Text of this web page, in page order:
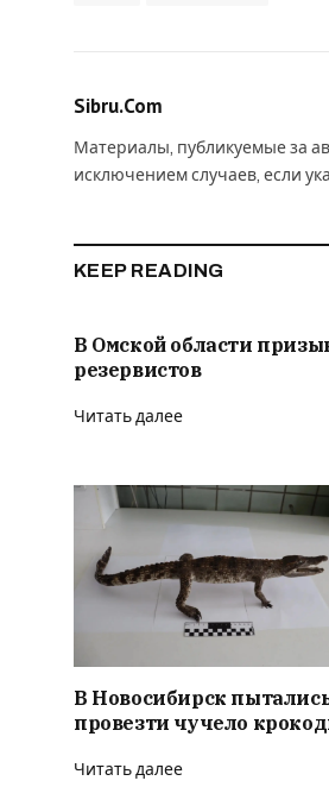
Sibru.Com
Материалы, публикуемые за
исключением случаев, если
KEEP READING
В Омской области
резервистов
Читать далее
В Новосибирск
провезти чучело
Читать далее